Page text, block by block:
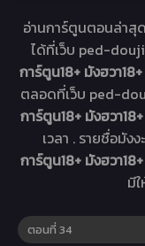
อ่านการ์ตูนตอนล่าสุ
ได้ที่เว็บ ped-
การ์ตูน18+ มังฮวา18+
ตลอดที่เว็บ ped-
การ์ตูน18+ มังฮวา18+
เวลา . รายชื่อมังง
การ์ตูน18+ มังฮวา18+
มี